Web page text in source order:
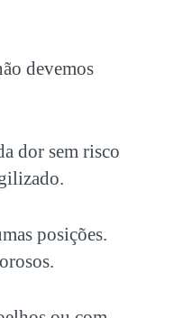
devemos
dor sem risco
posições.